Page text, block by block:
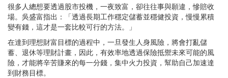
很多人總想要透過股市投機，一夜致富，卻往往事與願違，慘賠收
場。吳盛富指出：「透過長期工作穩定儲蓄並穩健投資，慢慢累積
變有錢，這才是一套比較可行的方法。」
在達到理想財富目標的過程中，一旦發生人身風險，將會打亂儲
蓄、退休等理財計畫，因此，有效率地透過保險抵禦未來可能的風
險，才能將辛苦賺來的每一分錢，集中火力投資，幫助自己加速達
到財務目標。